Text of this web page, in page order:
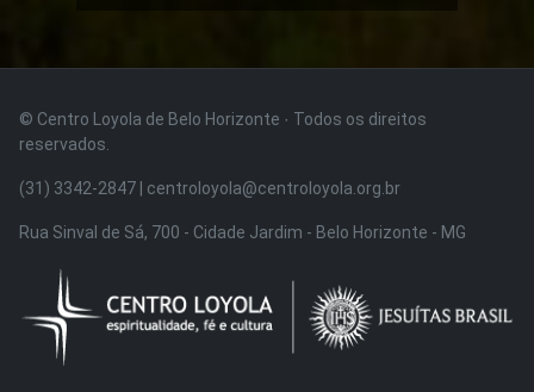
© Centro Loyola de Belo Horizonte · Todos os direitos
reservados.
(31) 3342-2847 | centroloyola@centroloyola.org.br
Rua Sinval de Sá, 700 - Cidade Jardim - Belo Horizonte - MG